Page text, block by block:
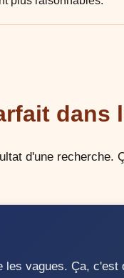
dans
d'une recherche.
vagues. Ça,